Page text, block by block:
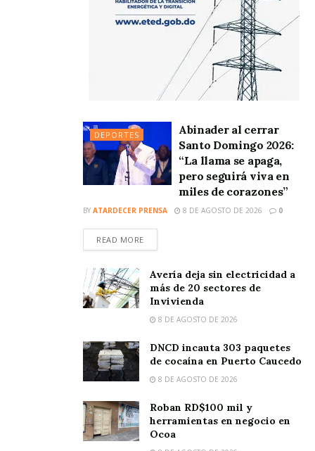
DEPORTES
Abinader al cerrar
Santo Domingo 2026:
“La llama se apaga,
pero seguirá viva en
miles de corazones”
BY ATARDECER PRENSA 8 DE AGOSTO DE 2026 0
READ MORE
Avería deja sin electricidad a
más de 20 sectores de
Invivienda
8 DE AGOSTO DE 2026
DNCD incauta 303 paquetes
de cocaína en Puerto Caucedo
8 DE AGOSTO DE 2026
Roban RD$100 mil y
herramientas en negocio en
Ocoa